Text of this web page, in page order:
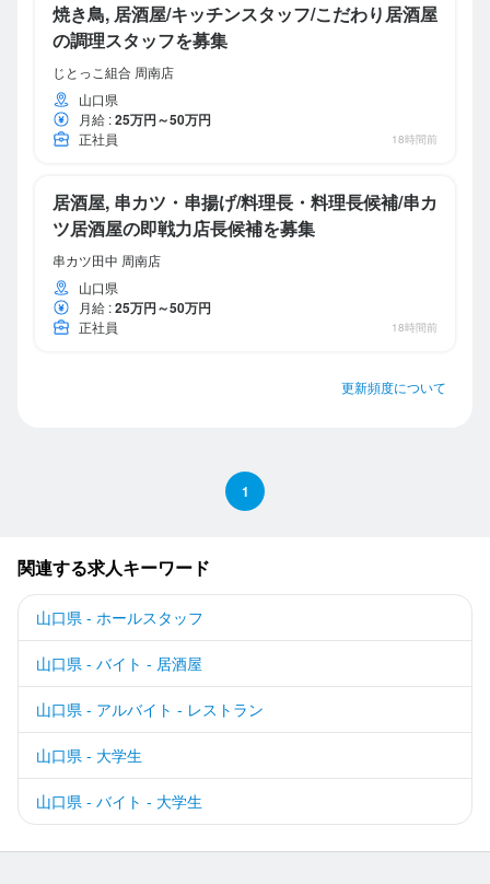
焼き鳥, 居酒屋/キッチンスタッフ/こだわり居酒屋
の調理スタッフを募集
じとっこ組合 周南店
山口県
月給 :25万円～50万円
正社員 18時間前
居酒屋, 串カツ・串揚げ/料理長・料理長候補/串カ
ツ居酒屋の即戦力店長候補を募集
串カツ田中 周南店
山口県
月給 :25万円～50万円
正社員 18時間前
更新頻度について
1
関連する求人キーワード
山口県 - ホールスタッフ
山口県 - バイト - 居酒屋
山口県 - アルバイト - レストラン
山口県 - 大学生
山口県 - バイト - 大学生